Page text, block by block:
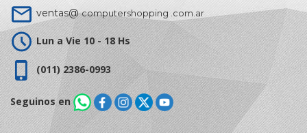
ventas@computershopping .com.ar
Lun a Vie 10 - 18 Hs
(011) 2386-0993
Seguinos en